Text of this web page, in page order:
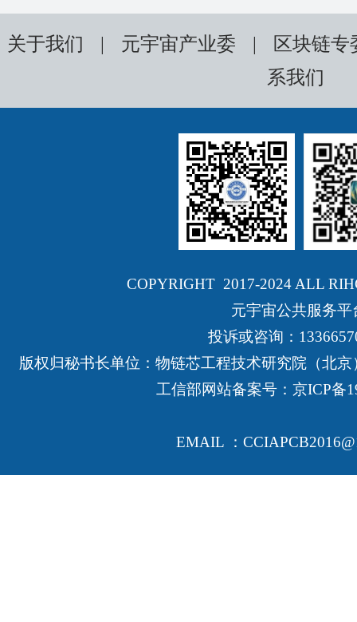
关于我们 | 元宇宙产业委 |
区块链专
系我们
COPYRIGHT 2017-2024 ALL
元宇宙公共服务平
投诉或咨询：
版权归秘书长单位：物链芯工程技术研究院（北
工信部网站备案号： 京ICP备
EMAIL ：